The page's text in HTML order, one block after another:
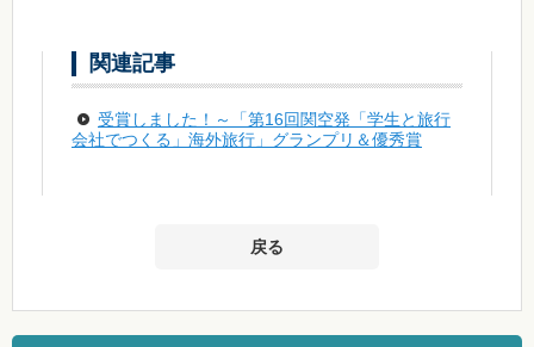
関連記事
受賞しました！～「第16回関空発「学生と旅行
会社でつくる」海外旅行」グランプリ＆優秀賞
戻る